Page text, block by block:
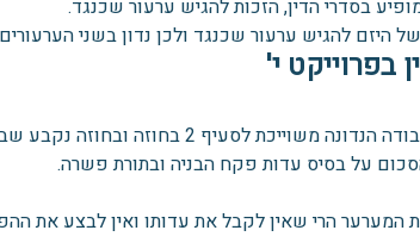
בסדרי הדין, הזכות להגיש ערעור שכנגד.
היזם להגיש ערעור שכנגד ולכן נדון בשני
בפרוייקט י'
בחוזה ובחוזה נקבע שבגינו ישולם סך 18,000 ₪
על בסיס עדות פקח הבניה ובתורת פשרה.
המערער הרי שאין לקבל את עדותו ואין לבצע את